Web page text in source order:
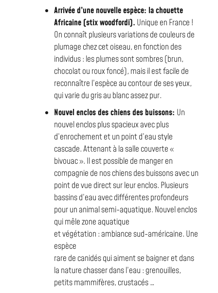
Arrivée d’une nouvelle espèce: la chouette
Africaine (stix woodfordi). Unique en France !
On connaît plusieurs variations de couleurs de
plumage chez cet oiseau, en fonction des
individus : les plumes sont sombres (brun,
chocolat ou roux foncé), mais il est facile de
reconnaître l’espèce au contour de ses yeux,
qui varie du gris au blanc assez pur.
Nouvel enclos des chiens des buissons: Un
nouvel enclos plus spacieux avec plus
d’enrochement et un point d’eau style
cascade. Attenant à la salle couverte «
bivouac ». Il est possible de manger en
compagnie de nos chiens des buissons avec un
point de vue direct sur leur enclos. Plusieurs
bassins d’eau avec différentes profondeurs
pour un animal semi-aquatique. Nouvel enclos
qui mêle zone aquatique
et végétation : ambiance sud-américaine. Une
espèce
rare de canidés qui aiment se baigner et dans
la nature chasser dans l’eau : grenouilles,
petits mammifères, crustacés …